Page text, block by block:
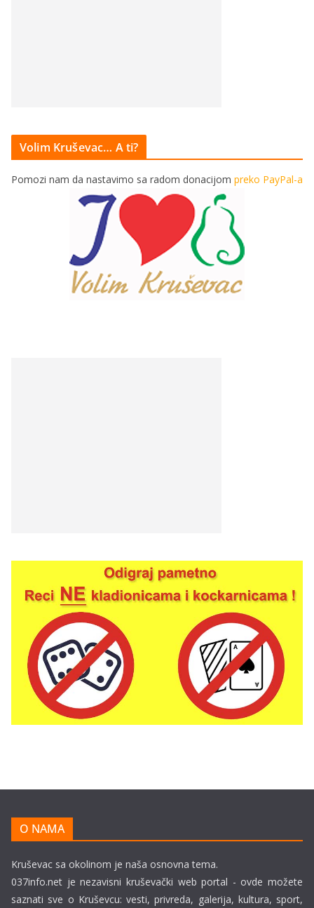
Volim Kruševac… A ti?
Pomozi nam da nastavimo sa radom donacijom preko PayPal-a
O NAMA
Kruševac sa okolinom je naša osnovna tema.
037info.net je nezavisni kruševački web portal - ovde možete
saznati sve o Kruševcu: vesti, privreda, galerija, kultura, sport,